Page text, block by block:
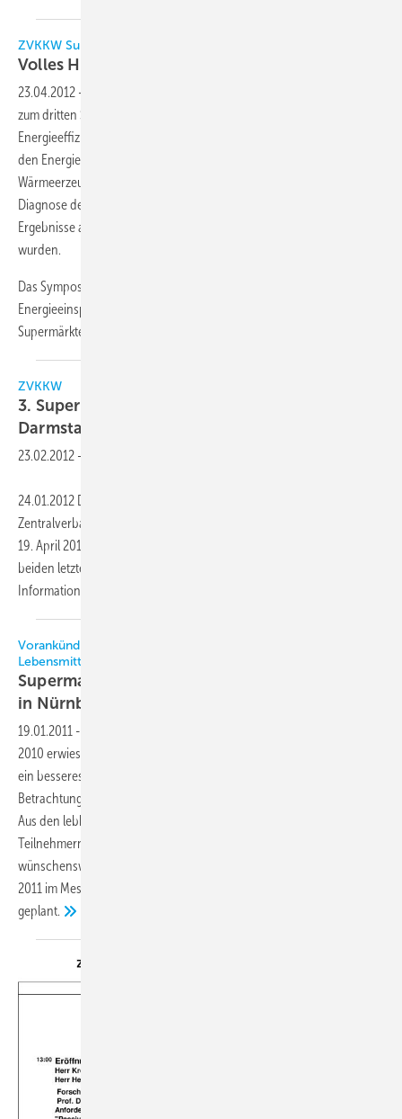
ZVKKW Supermarkt-Symposium
Volles Haus in
23.04.2012 -
zum dritten Supermarkt-Symposium. Themen in diesem Jahr waren
Energieeffizienz, Energiemanagement und ein neuer Benchmark für
den Energieaufwand, innovative Abwärmenutzung und
Wärmeerzeugung sowie vorausschauende Überwachung und
Diagnose der Systeme. Interessant war auch, dass praktische
Ergebnisse aus Messungen und Anlagen bzw. Umfragen vorgestellt
wurden.
Das Symposium zeigte den Teilnehmern die Möglichkeiten der
Energieeinsparung und deren Realisierung im Bereich der
Supermärkte.
ZVKKW
3. Supermarkt-Symposium am 19. April in
Darmstadt
23.02.2012 -
24.01.2012 Das nunmehr 3. Supermarkt-Symposium des
Zentralverbands Kälte Klima Wärmepumpen e. V. (ZVKKW) findet am
19. April 2012 in Darmstadt statt. Basierend auf den Erkenntnissen der
beiden letzten Jahre wird die Veranstaltung mit neuesten
Informationen zu Technik und Markt
Vorankündigung: Kälte- und Wärmeerzeugung im
Lebensmitteleinzelhandel
Supermarkt-Symposium am 5. und 6. April 2011
in Nürnberg
19.01.2011 -
2010 erwies sich als ausgezeichnete Kommunikationsplattform, um
ein besseres gegenseitiges Verständnis für eine ganzheitliche
Betrachtungsweise des Gesamtkomplexes Supermarkt zu erlangen.
Aus den lebhaften Diskussionen und Gesprächen mit den
Teilnehmern war erkennbar, dass eine Weiterführung dieser Tagung
wünschenswert wäre. Daher hat der ZVKKW für den 5. und 6. April
2011 im Messezentrum Nürnberg das 2. Supermarkt-Symposium
geplant.